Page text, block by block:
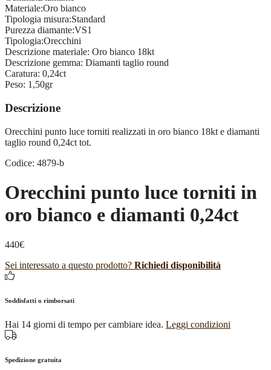
Materiale:Oro bianco
Tipologia misura:Standard
Purezza diamante:VS1
Tipologia:Orecchini
Descrizione materiale: Oro bianco 18kt
Descrizione gemma: Diamanti taglio round
Caratura: 0,24ct
Peso: 1,50gr
Descrizione
Orecchini punto luce torniti realizzati in oro bianco 18kt e diamanti
taglio round 0,24ct tot.
Codice: 4879-b
Orecchini punto luce torniti in
oro bianco e diamanti 0,24ct
440€
Sei interessato a questo prodotto? Richiedi disponibilità
Soddisfatti o rimborsati
Hai 14 giorni di tempo per cambiare idea. Leggi condizioni
Spedizione gratuita